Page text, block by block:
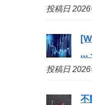
投稿日 2026
...
投稿日 2026
不